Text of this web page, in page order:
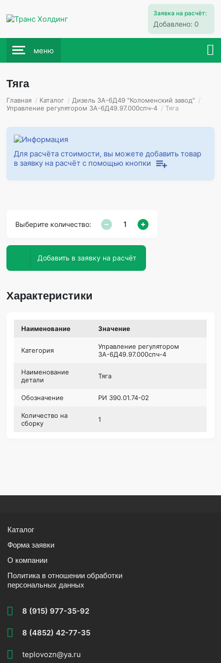
Заявка на расчёт:
Добавлено: 0
меню
Тяга
Главная / Каталог / Дизель 3А-6Д49 "Коломенский завод" /
Управление регулятором 3А-6Д49.97.000спч-4 / Тяга
Для расчёта стоимости, вы можете добавить товар
в заявку на расчёт с помощью кнопки
Выберите количество:
Добавить в заявку на расчёт
Характеристики
Наименование Значение
Категория
Управление регулятором
3А-6Д49.97.000спч-4
Наименование
детали
Тяга
Обозначение РИ 390.01.74-02
Количество на
сборку
1
Каталог
Форма заявки
О компании
Политика в отношении обработки
персональных данных
8 (915) 977-35-92
8 (4852) 42-77-35
teplovozn@ya.ru